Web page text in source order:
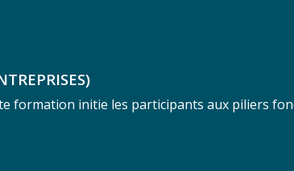
formation initie les participants aux piliers